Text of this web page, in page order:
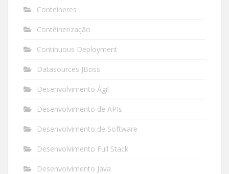
Conteineres
Contêinerização
Continuous Deployment
Datasources JBoss
Desenvolvimento Ágil
Desenvolvimento de APIs
Desenvolvimento de Software
Desenvolvimento Full Stack
Desenvolvimento Java